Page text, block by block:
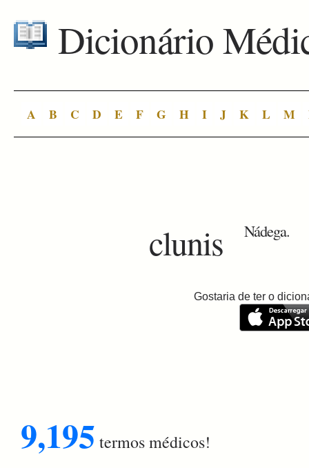
Dicionário
A B C D E F G H I J K L M
clunis Nádega.
Gostaria de ter o
9,195 termos médicos!